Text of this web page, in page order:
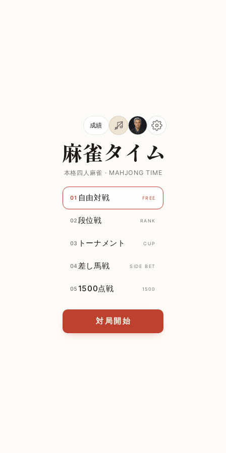
成績
本格四人麻雀 · MAHJONG TIME
01 自由対戦 FREE
02 段位戦 RANK
03 トーナメント CUP
04 差し馬戦 SIDE BET
05 1500点戦 1500
対局開始